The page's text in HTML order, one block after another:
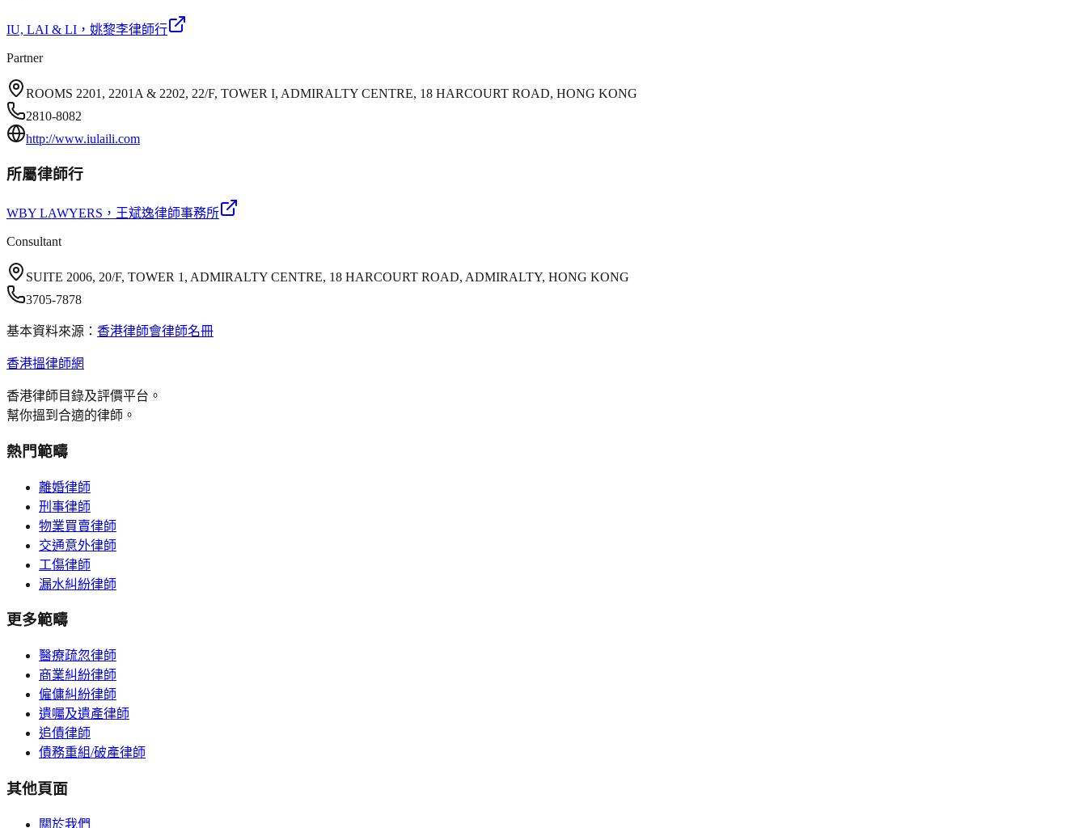
IU, LAI & LI ，姚黎李律師行
Partner
ROOMS 2201, 2201A & 2202, 22/F, TOWER I, ADMIRALTY CENTRE, 18 HARCOURT ROAD, HONG KONG
2810-8082
http://www.iulaili.com
所屬律師行
WBY LAWYERS ，王斌逸律師事務所
Consultant
SUITE 2006, 20/F, TOWER 1, ADMIRALTY CENTRE, 18 HARCOURT ROAD, ADMIRALTY, HONG KONG
3705-7878
基本資料來源： 香港律師會律師名冊
香港搵律師網
香港律師目錄及評價平台。
幫你搵到合適的律師。
熱門範疇
離婚律師
刑事律師
物業買賣律師
交通意外律師
工傷律師
漏水糾紛律師
更多範疇
醫療疏忽律師
商業糾紛律師
僱傭糾紛律師
遺囑及遺產律師
追債律師
債務重組/破產律師
其他頁面
關於我們